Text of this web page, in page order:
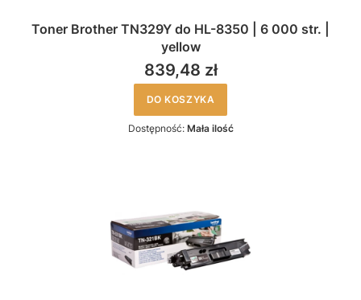
Toner Brother TN329Y do HL-8350 | 6 000 str. |
yellow
839,48 zł
DO KOSZYKA
Dostępność: Mała ilość